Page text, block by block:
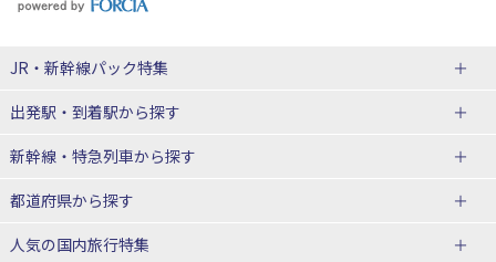
JR・新幹線パック特集
JR・新幹線＋ホテルパック
出張パック
出発駅・到着駅から探す
秋田⇔東京 新幹線パック
仙台→東京 新幹線パック
富山⇔東京 新幹線パック
新幹線・特急列車から探す
北海道新幹線 旅行
山形新幹線 旅行
都道府県から探す
人気の国内旅行特集